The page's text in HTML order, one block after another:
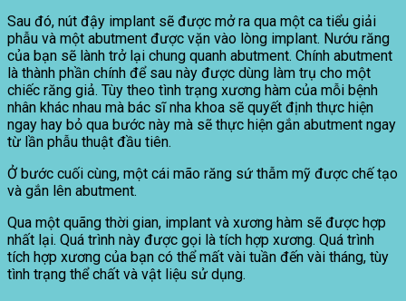
Sau đó, nút đậy implant sẽ được mở ra qua một ca tiểu giải
phẫu và một abutment được vặn vào lòng implant. Nướu răng
của bạn sẽ lành trở lại chung quanh abutment. Chính abutment
là thành phần chính để sau này được dùng làm trụ cho một
chiếc răng giả. Tùy theo tình trạng xương hàm của mỗi bệnh
nhân khác nhau mà bác sĩ nha khoa sẽ quyết định thực hiện
ngay hay bỏ qua bước này mà sẽ thực hiện gắn abutment ngay
từ lần phẫu thuật đầu tiên.
Ở bước cuối cùng, một cái mão răng sứ thẫm mỹ được chế tạo
và gắn lên abutment.
Qua một quãng thời gian, implant và xương hàm sẽ được hợp
nhất lại. Quá trình này được gọi là tích hợp xương. Quá trình
tích hợp xương của bạn có thể mất vài tuần đến vài tháng, tùy
tình trạng thể chất và vật liệu sử dụng.